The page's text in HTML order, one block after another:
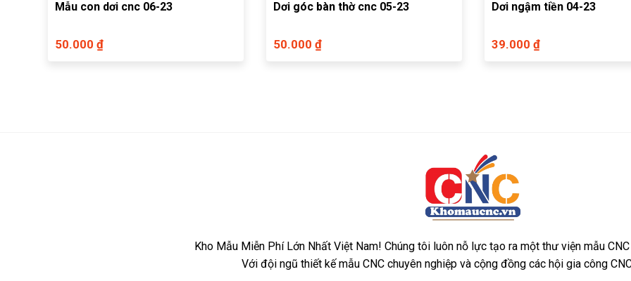
Mẫu con dơi cnc 06-23
50.000 ₫
Dơi góc bàn thờ cnc 05-23
50.000 ₫
Dơi ngậm tiền 04-23
39.000 ₫
Kho Mẫu Miễn Phí Lớn Nhất Việt Nam! Chúng tôi luôn nỗ lực tạo ra một thư viện mẫu
Với đội ngũ thiết kế mẫu CNC chuyên nghiệp và cộng đồng các hội gia công